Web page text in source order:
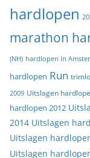
hardlopen
marathon
(NH) hardlopen in
hardlopen Run
2009 Uitslagen
hardlopen 2012
2014 Uitslagen
Uitslagen
Uitslagen